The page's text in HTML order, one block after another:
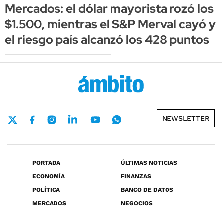
Mercados: el dólar mayorista rozó los
$1.500, mientras el S&P Merval cayó y
el riesgo país alcanzó los 428 puntos
NEWSLETTER
PORTADA
ÚLTIMAS NOTICIAS
ECONOMÍA
FINANZAS
POLÍTICA
BANCO DE DATOS
MERCADOS
NEGOCIOS